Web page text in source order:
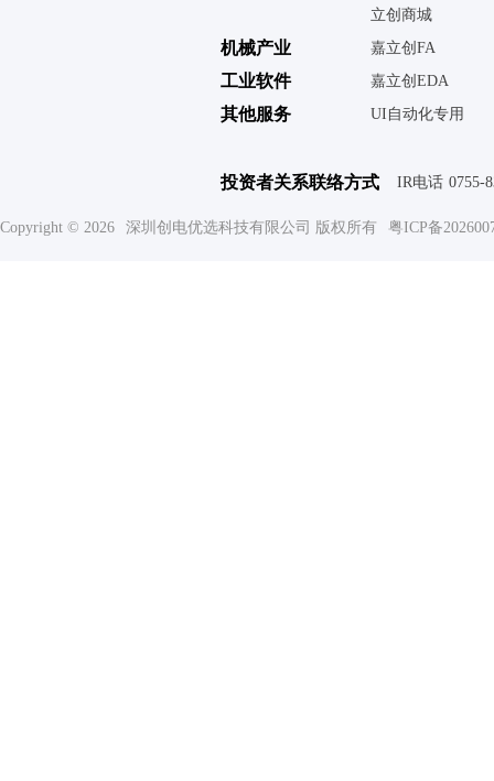
立创商城
机械产业 嘉立创FA
工业软件 嘉立创EDA
其他服务 UI自动化专用
投资者关系联络方式 IR电话 0755-
Copyright © 2026 深圳创电优选科技有限公司 版权所有 粤ICP备